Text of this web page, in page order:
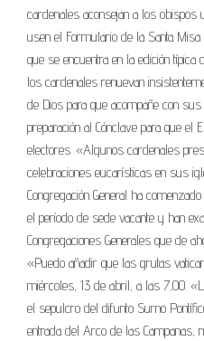
cardenales aconsejan a los
usen el Formulario de la Santa
que se encuentra en la edición
los cardenales renuevan
de Dios para que acompañe con
preparación al Cónclave para que el
electores. «Algunos cardenales
celebraciones eucarísticas en sus
Congregación General ha
el período de sede vacante y han
Congregaciones Generales que de
«Puedo añadir que las grutas
miércoles, 13 de abril, a las 7,00.
el sepulcro del difunto Sumo
entrada del Arco de las Campanas,